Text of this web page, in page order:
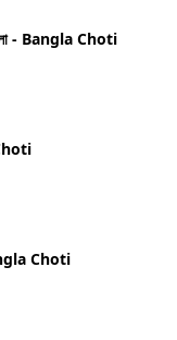
- Bangla Choti
Choti